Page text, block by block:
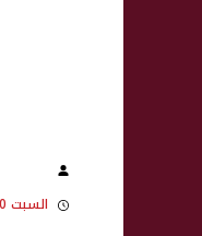
السبت 30/مايو/2026 - 11:28 ص